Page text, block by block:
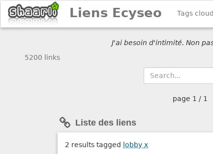
Liens Ecyseo Tags cloud
J'ai besoin d'intimité. Non
5200 links
page 1 / 1
Liste des liens
2 results tagged lobby x